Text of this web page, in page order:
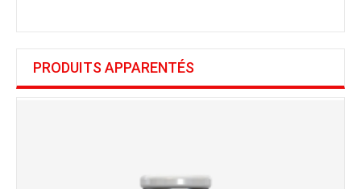
PRODUITS APPARENTÉS